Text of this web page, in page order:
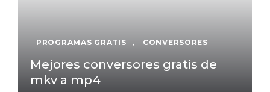
PROGRAMAS GRATIS , CONVERSORES
Mejores conversores gratis de
mkv a mp4